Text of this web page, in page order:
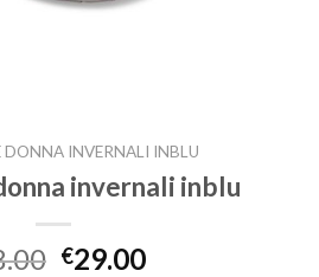
DONNA INVERNALI INBLU
invernali inblu
€29.00